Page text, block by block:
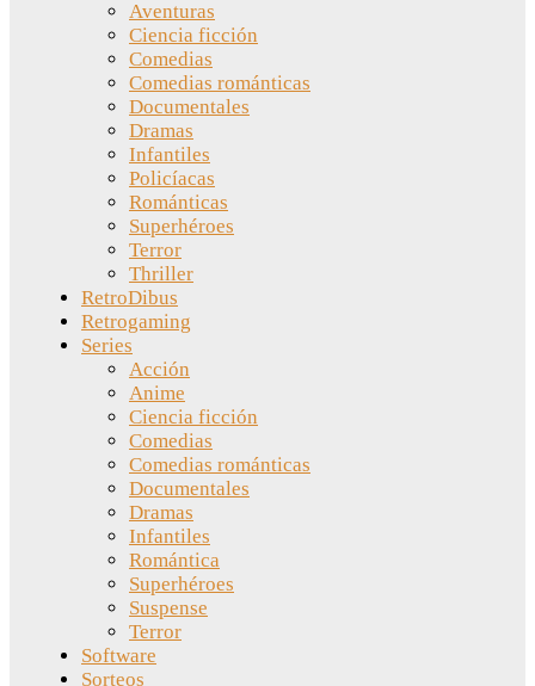
Aventuras
Ciencia ficción
Comedias
Comedias románticas
Documentales
Dramas
Infantiles
Policíacas
Románticas
Superhéroes
Terror
Thriller
RetroDibus
Retrogaming
Series
Acción
Anime
Ciencia ficción
Comedias
Comedias románticas
Documentales
Dramas
Infantiles
Romántica
Superhéroes
Suspense
Terror
Software
Sorteos